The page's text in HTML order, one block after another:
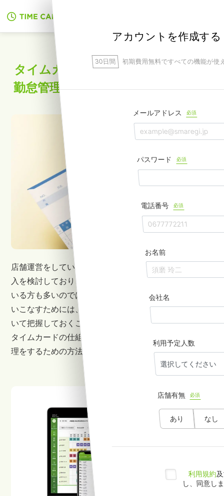
アカウントを作成する
30日間 初期費用無料ですべての機能が使
メールアドレス 必須
パスワード 必須
電話番号 必須
お名前
会社名
利用予定人数
店舗有無 必須
あり なし
利用規約
し、同意し
タイムカードの仕組みを徹底解説！
勤怠管理におすすめのシステムは？
店舗運営をしている経営者の中には、タイムカードの導
入を検討しており、タイムカードに関する情報を集めて
いる方も多いのではないでしょうか。タイムカードを使
いこなすためには、仕組みや会社や店舗で扱う課題につ
いて把握しておくことが重要です。そこで本記事では、
タイムカードの仕組みから、より便利に従業員の労働管
理をするための方法を紹介します。